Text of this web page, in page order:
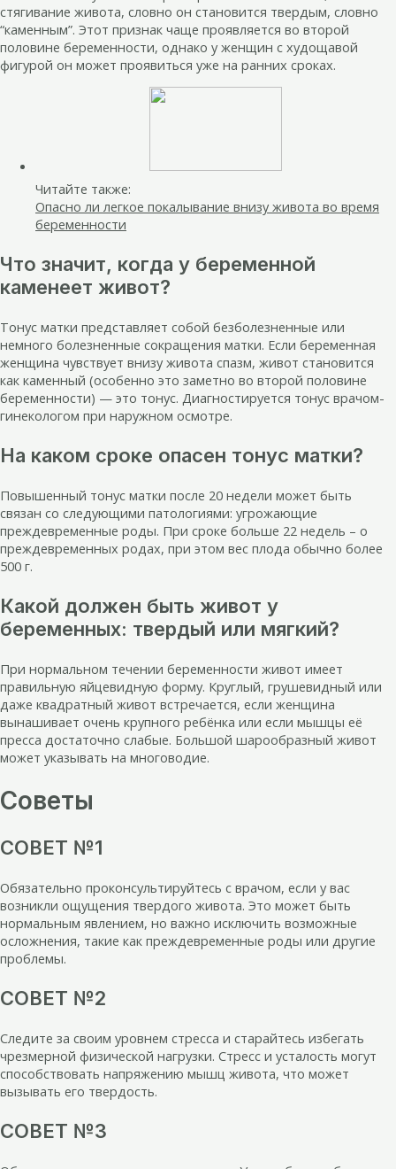
стягивание живота, словно он становится твердым, словно
“каменным”. Этот признак чаще проявляется во второй
половине беременности, однако у женщин с худощавой
фигурой он может проявиться уже на ранних сроках.
Читайте также:
Опасно ли легкое покалывание внизу живота во время
беременности
Что значит, когда у беременной
каменеет живот?
Тонус матки представляет собой безболезненные или
немного болезненные сокращения матки. Если беременная
женщина чувствует внизу живота спазм, живот становится
как каменный (особенно это заметно во второй половине
беременности) — это тонус. Диагностируется тонус врачом-
гинекологом при наружном осмотре.
На каком сроке опасен тонус матки?
Повышенный тонус матки после 20 недели может быть
связан со следующими патологиями: угрожающие
преждевременные роды. При сроке больше 22 недель – о
преждевременных родах, при этом вес плода обычно более
500 г.
Какой должен быть живот у
беременных: твердый или мягкий?
При нормальном течении беременности живот имеет
правильную яйцевидную форму. Круглый, грушевидный или
даже квадратный живот встречается, если женщина
вынашивает очень крупного ребёнка или если мышцы её
пресса достаточно слабые. Большой шарообразный живот
может указывать на многоводие.
Советы
СОВЕТ №1
Обязательно проконсультируйтесь с врачом, если у вас
возникли ощущения твердого живота. Это может быть
нормальным явлением, но важно исключить возможные
осложнения, такие как преждевременные роды или другие
проблемы.
СОВЕТ №2
Следите за своим уровнем стресса и старайтесь избегать
чрезмерной физической нагрузки. Стресс и усталость могут
способствовать напряжению мышц живота, что может
вызывать его твердость.
СОВЕТ №3